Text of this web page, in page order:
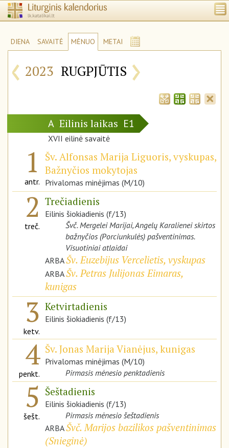
DIENA SAVAITĖ MĖNUO METAI
‹ 2023 RUGPJŪTIS ›
A Eilinis laikas E1
XVII eilinė savaitė
1
antr.
Šv. Alfonsas Marija Liguoris, vyskupas,
Bažnyčios mokytojas
Privalomas minėjimas (M/10)
2
treč.
Trečiadienis
Eilinis šiokiadienis (f/13)
Švč. Mergelei Marijai, Angelų Karalienei skirtos
bažnyčios (Porciunkulės) pašventinimas.
Visuotiniai atlaidai
ARBAŠv. Euzebijus Vercelietis, vyskupas
ARBAŠv. Petras Julijonas Eimaras,
kunigas
3
ketv.
Ketvirtadienis
Eilinis šiokiadienis (f/13)
4
penkt.
Šv. Jonas Marija Vianėjus, kunigas
Privalomas minėjimas (M/10)
Pirmasis mėnesio penktadienis
5
šešt.
Šeštadienis
Eilinis šiokiadienis (f/13)
Pirmasis mėnesio šeštadienis
ARBAŠvč. Marijos bazilikos pašventinimas
(Snieginė)